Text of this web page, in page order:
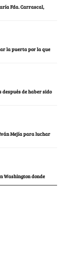
Fda. Carrascal,
la puerta por la que
después de haber sido
Mejía para luchar
Washington donde